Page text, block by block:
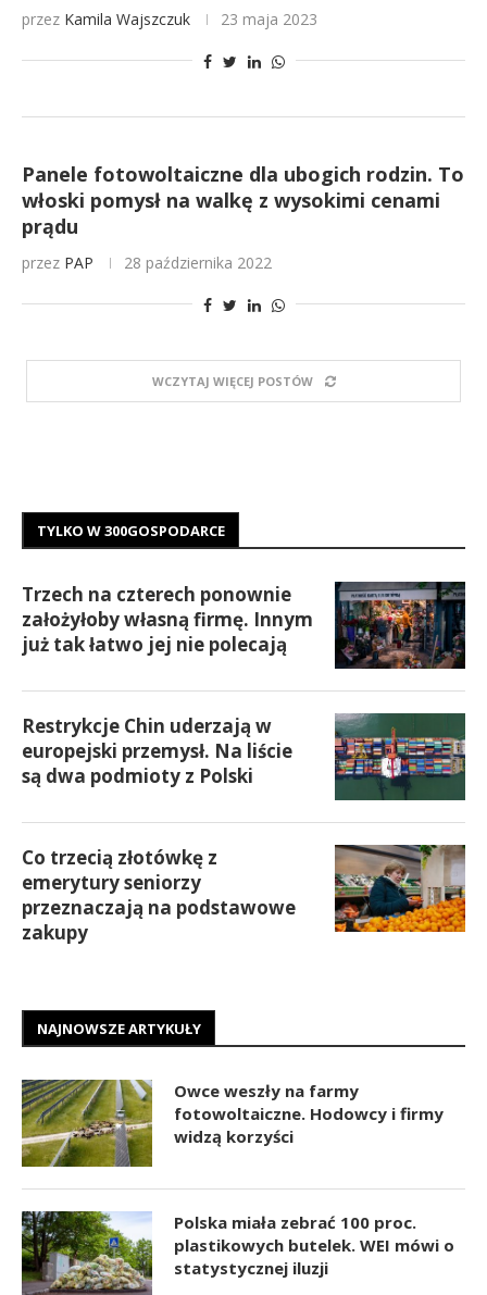
przez Kamila Wajszczuk 23 maja 2023
Panele fotowoltaiczne dla ubogich rodzin. To
włoski pomysł na walkę z wysokimi cenami
prądu
przez PAP 28 października 2022
WCZYTAJ WIĘCEJ POSTÓW
TYLKO W 300GOSPODARCE
Trzech na czterech ponownie
założyłoby własną firmę. Innym
już tak łatwo jej nie polecają
Restrykcje Chin uderzają w
europejski przemysł. Na liście
są dwa podmioty z Polski
Co trzecią złotówkę z
emerytury seniorzy
przeznaczają na podstawowe
zakupy
NAJNOWSZE ARTYKUŁY
Owce weszły na farmy
fotowoltaiczne. Hodowcy i firmy
widzą korzyści
Polska miała zebrać 100 proc.
plastikowych butelek. WEI mówi o
statystycznej iluzji